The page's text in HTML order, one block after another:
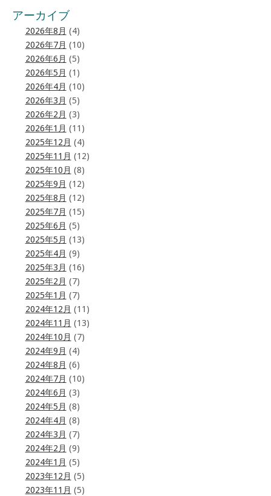
アーカイブ
2026年8月 (4)
2026年7月 (10)
2026年6月 (5)
2026年5月 (1)
2026年4月 (10)
2026年3月 (5)
2026年2月 (3)
2026年1月 (11)
2025年12月 (4)
2025年11月 (12)
2025年10月 (8)
2025年9月 (12)
2025年8月 (12)
2025年7月 (15)
2025年6月 (5)
2025年5月 (13)
2025年4月 (9)
2025年3月 (16)
2025年2月 (7)
2025年1月 (7)
2024年12月 (11)
2024年11月 (13)
2024年10月 (7)
2024年9月 (4)
2024年8月 (6)
2024年7月 (10)
2024年6月 (3)
2024年5月 (8)
2024年4月 (8)
2024年3月 (7)
2024年2月 (9)
2024年1月 (5)
2023年12月 (5)
2023年11月 (5)